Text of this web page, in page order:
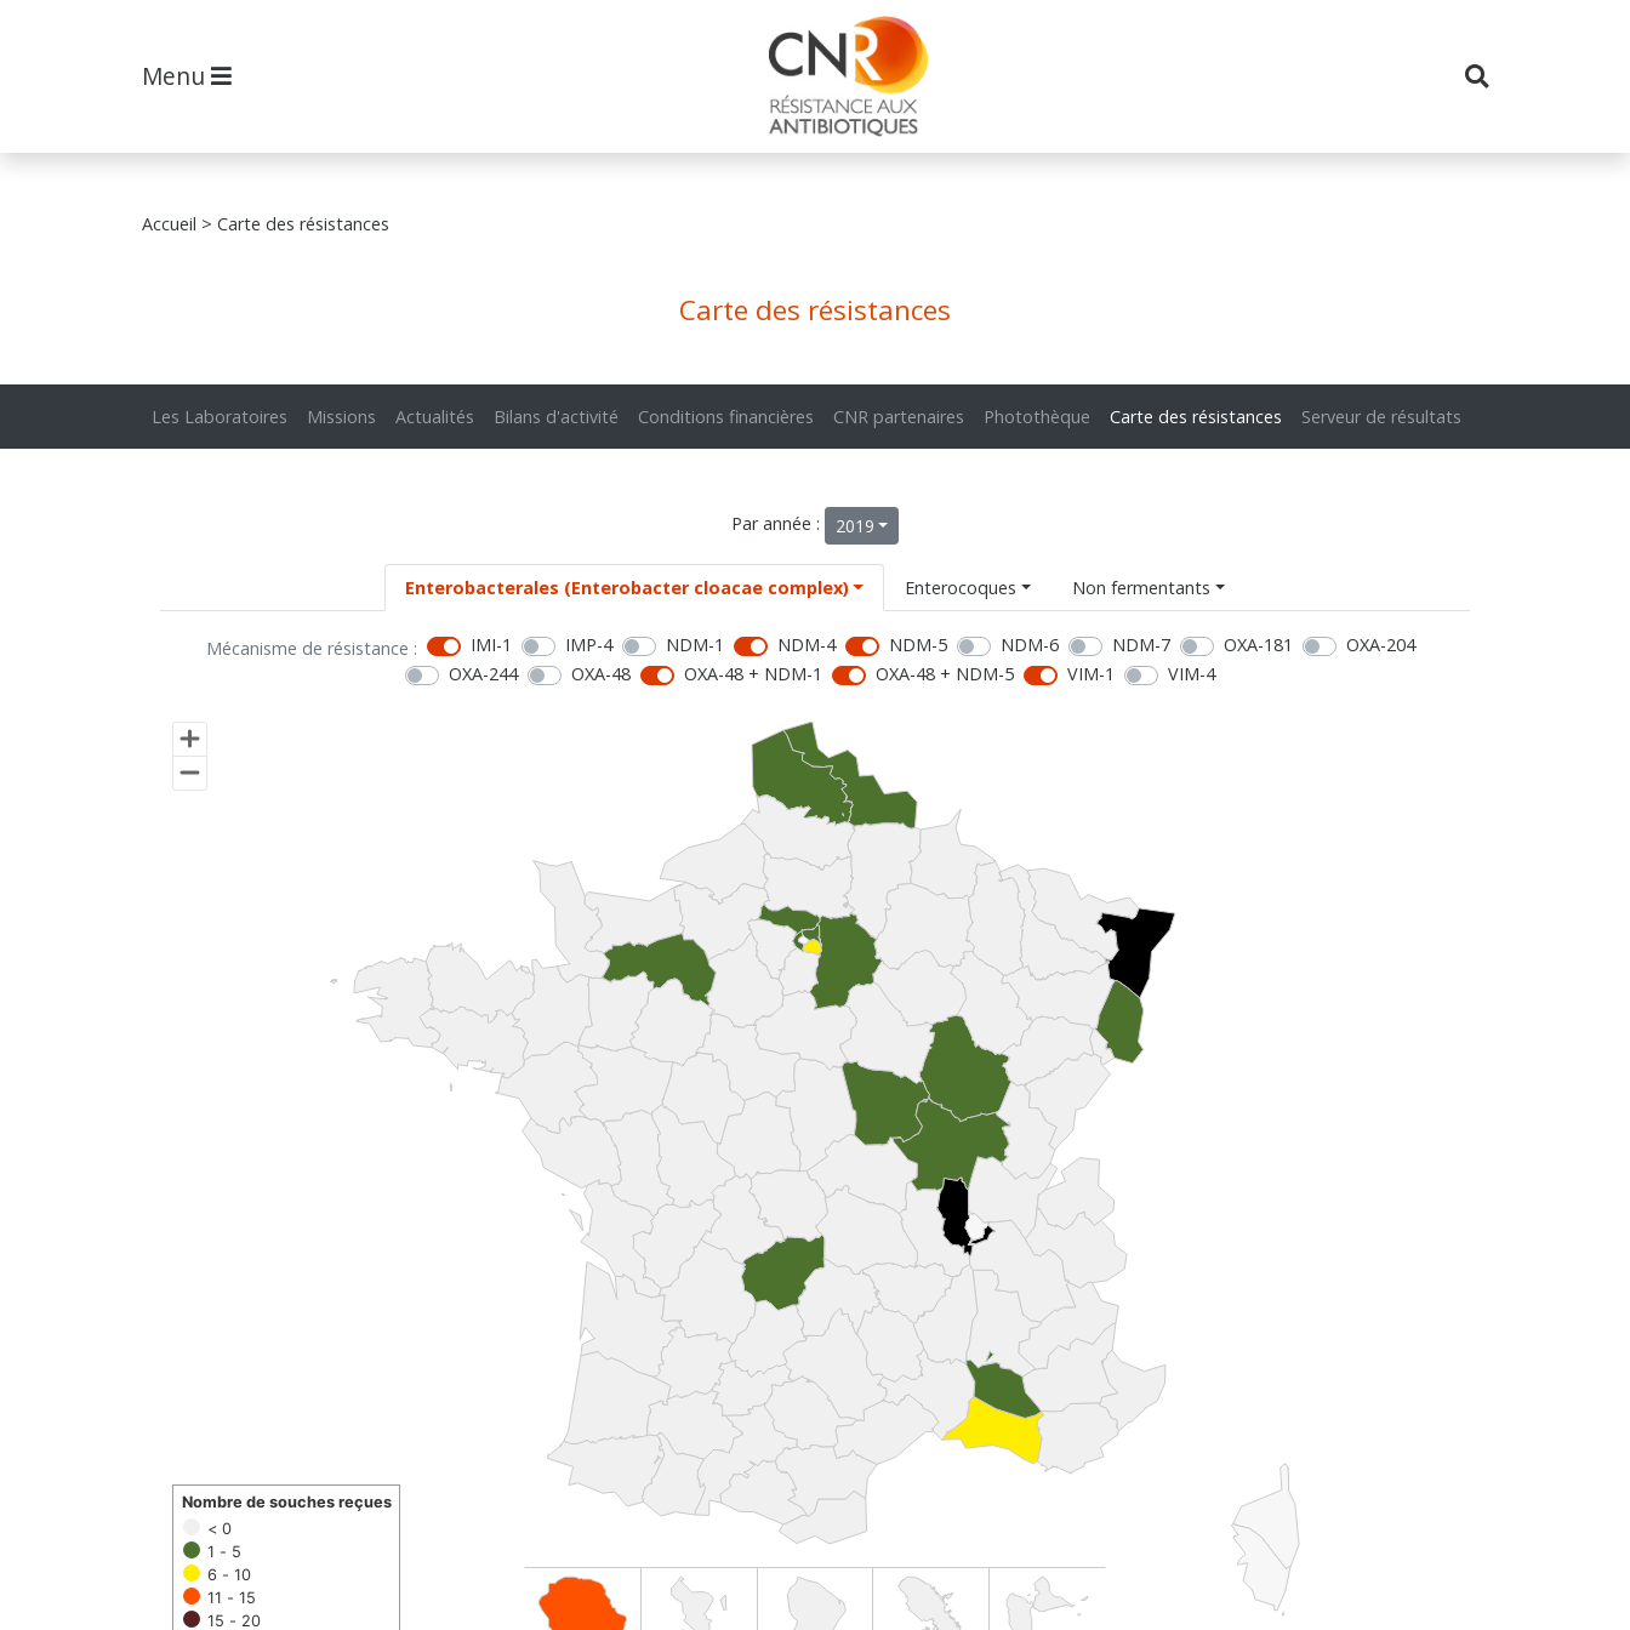
Menu
Accueil > Carte des résistances
Carte des résistances
Les Laboratoires Missions Actualités Bilans d'activité Conditions financières CNR partenaires Photothèque Carte des résistances Serveur de résultats
Par année : 2019
Enterobacterales (Enterobacter cloacae complex) Enterocoques Non fermentants
Mécanisme de résistance : IMI-1 IMP-4 NDM-1 NDM-4 NDM-5 NDM-6 NDM-7 OXA-181
OXA-204
OXA-244
OXA-48 OXA-48 + NDM-1 OXA-48 + NDM-5 VIM-1 VIM-4
< 0
1 - 5
6 - 10
11 - 15
15 - 20
Nombre de souches reçues